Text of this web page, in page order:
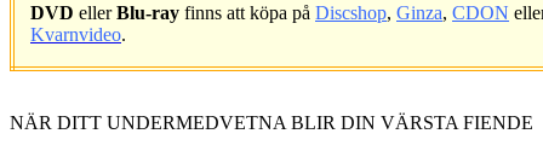
DVD ellerBlu-ray finns att köpa på Discshop, Ginza, CDON
Kvarnvideo.
NÄR DITT UNDERMEDVETNA BLIR DIN VÄRSTA FIENDE